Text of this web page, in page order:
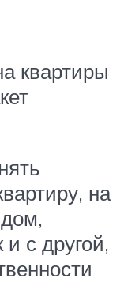
квартиры
на
с другой,